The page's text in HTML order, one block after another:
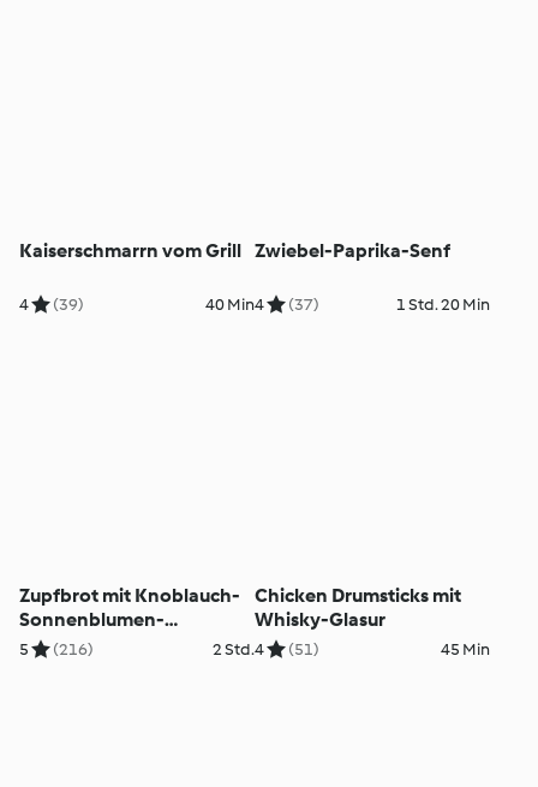
Kaiserschmarrn vom Grill
4 (39) 40 Min
Zwiebel-Paprika-Senf
4 (37) 1 Std. 20 Min
Zupfbrot mit Knoblauch-
Sonnenblumen-
Kräuterpaste
5 (216) 2 Std.
Chicken Drumsticks mit
Whisky-Glasur
4 (51) 45 Min